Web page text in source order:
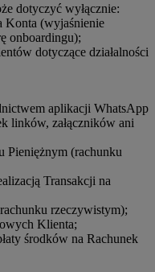
dotyczyć wyłącznie:
Konta (wyjaśnienie
onboardingu);
dotyczące działalności
aplikacji WhatsApp
linków, załączników ani
Pieniężnym (rachunku
Transakcji na
rzeczywistym);
Klienta;
środków na Rachunek